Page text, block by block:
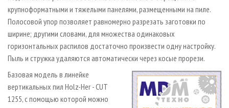
крупноформатными и тяжелыми панелями, размещенными на пиле.
Полосовой упор позволяет равномерно разрезать заготовки по
ширине; другими словами, для множества одинаковых
горизонтальных распилов достаточно произвести одну настройку.
Пыль и стружка удаляются автоматически через косые прорези.
Базовая модель в линейке
вертикальных пил Holz­-Her - CUT
1255, с помощью которой можно